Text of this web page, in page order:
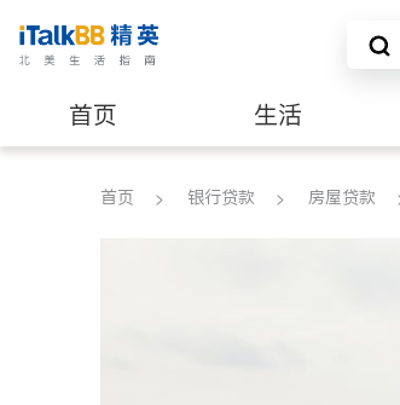
首页 生活
养老 非盈利组织
首页 银行贷款 房屋贷款